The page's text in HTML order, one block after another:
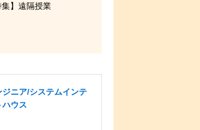
集】遠隔授業
ニア/システムインテ
ハウス